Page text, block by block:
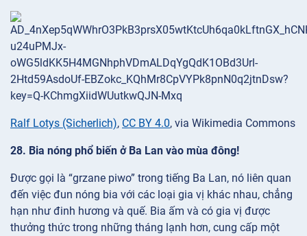
Ralf Lotys (Sicherlich), CC BY 4.0, via Wikimedia Commons
28. Bia nóng phổ biến ở Ba Lan vào mùa đông!
Được gọi là “grzane piwo” trong tiếng Ba Lan, nó liên quan
đến việc đun nóng bia với các loại gia vị khác nhau, chẳng
hạn như đinh hương và quế. Bia ấm và có gia vị được
thưởng thức trong những tháng lạnh hơn, cung cấp một